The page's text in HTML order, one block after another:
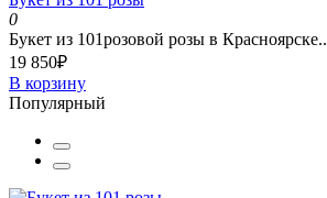
0
Букет из 101розовой розы в Красноярске..
19 850₽
В корзину
Популярный